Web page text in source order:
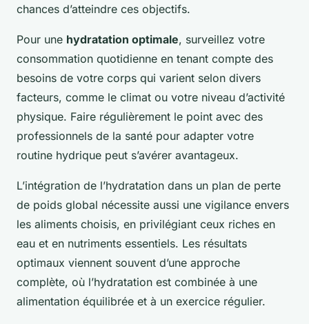
chances d’atteindre ces objectifs.
Pour une hydratation optimale, surveillez votre
consommation quotidienne en tenant compte des
besoins de votre corps qui varient selon divers
facteurs, comme le climat ou votre niveau d’activité
physique. Faire régulièrement le point avec des
professionnels de la santé pour adapter votre
routine hydrique peut s’avérer avantageux.
L’intégration de l’hydratation dans un plan de perte
de poids global nécessite aussi une vigilance envers
les aliments choisis, en privilégiant ceux riches en
eau et en nutriments essentiels. Les résultats
optimaux viennent souvent d’une approche
complète, où l’hydratation est combinée à une
alimentation équilibrée et à un exercice régulier.